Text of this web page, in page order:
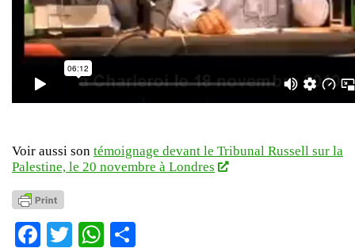
Voir aussi son témoignage devant le Tribunal Russell sur la
Palestine, le 20 novembre à Londres
Facebook
TwitterWhatsApp